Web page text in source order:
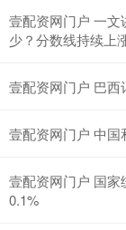
壹配资网门户 一
少？分数线持续上
壹配资网门户 巴西
壹配资网门户 中国
壹配资网门户 国
0.1%